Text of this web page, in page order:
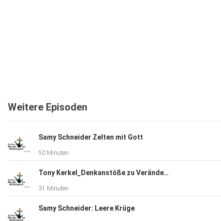
Weitere Episoden
Samy Schneider Zelten mit Gott
50 Minuten
Tony Kerkel_Denkanstöße zu Veränderungen: Jesus baut Gemeinde.
31 Minuten
Samy Schneider: Leere Krüge